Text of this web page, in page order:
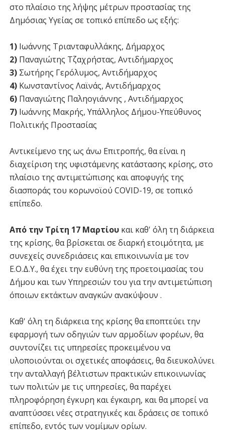
στο πλαίσιο της λήψης μέτρων προστασίας της
Δημόσιας Υγείας σε τοπικό επίπεδο ως εξής:
1)Ιωάννης Τριανταφυλλάκης, Δήμαρχος
2)Παναγιώτης Τζαχρήστας, Αντιδήμαρχος
3)Σωτήρης Γερόλυμος, Αντιδήμαρχος
4) Κωνσταντίνος Λαϊνάς, Αντιδήμαρχος
6) Παναγιώτης Παληογιάννης , Αντιδήμαρχος
7)Ιωάννης Μακρής, Υπάλληλος Δήμου-Υπεύθυνος
Πολιτικής Προστασίας
Αντικείμενο της ως άνω Επιτροπής, θα είναι η
διαχείριση της υφιστάμενης κατάστασης κρίσης, στο
πλαίσιο της αντιμετώπισης και αποφυγής της
διασποράς του κορωνοϊού COVID-19, σε τοπικό
επίπεδο.
Από την Τρίτη 17 Μαρτίουκαι καθ' όλη τη διάρκεια
της κρίσης, θα βρίσκεται σε διαρκή ετοιμότητα, με
συνεχείς συνεδριάσεις και επικοινωνία με τον
Ε.Ο.Δ.Υ., θα έχει την ευθύνη της προετοιμασίας του
Δήμου και των Υπηρεσιών του για την αντιμετώπιση
όποιων εκτάκτων αναγκών ανακύψουν .
Καθ' όλη τη διάρκεια της κρίσης θα εποπτεύει την
εφαρμογή των οδηγιών των αρμοδίων φορέων, θα
συντονίζει τις υπηρεσίες προκειμένου να
υλοποιούνται οι σχετικές αποφάσεις, θα διευκολύνει
την ανταλλαγή βέλτιστων πρακτικών επικοινωνίας
των πολιτών με τις υπηρεσίες, θα παρέχει
πληροφόρηση έγκυρη και έγκαιρη, και θα μπορεί να
αναπτύσσει νέες στρατηγικές και δράσεις σε τοπικό
επίπεδο, εντός των νομίμων ορίων.